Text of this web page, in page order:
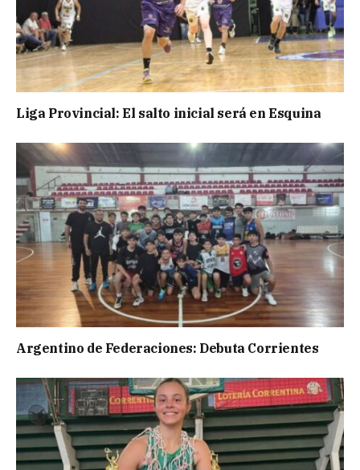
Liga Provincial: El salto inicial será en Esquina
Argentino de Federaciones: Debuta Corrientes